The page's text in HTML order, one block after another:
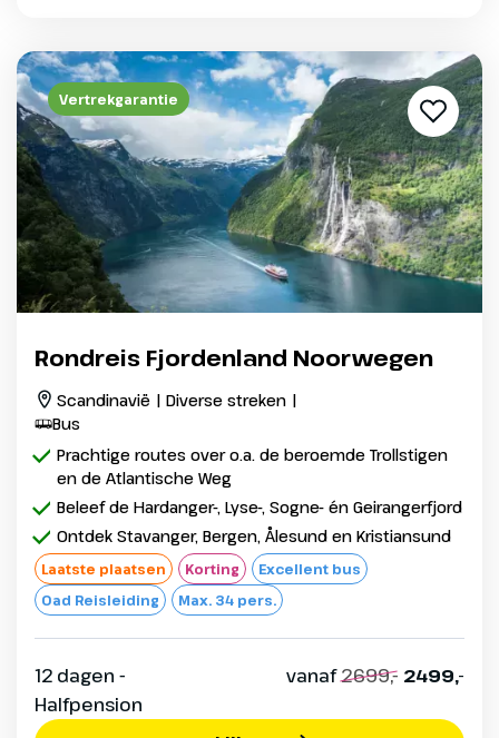
Vertrekgarantie
Rondreis Fjordenland Noorwegen
Scandinavië | Diverse streken |
Bus
Prachtige routes over o.a. de beroemde Trollstigen
en de Atlantische Weg
Beleef de Hardanger-, Lyse-, Sogne- én Geirangerfjord
Ontdek Stavanger, Bergen, Ålesund en Kristiansund
Laatste plaatsen Korting
Excellent bus
Oad Reisleiding
Max. 34 pers.
12 dagen -
Halfpension
vanaf2699,- 2499,-